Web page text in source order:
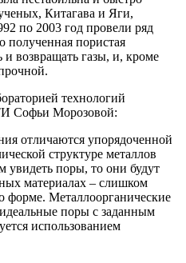
Китагава и Яги,
по 2003 год провели ряд
полученная пористая
возвращать газы, и, кроме
технологий
Софьи Морозовой:
отличаются упорядоченной
структуре металлов
поры, то они будут
материалах – слишком
форме. Металлоорганические
поры с заданным
использованием